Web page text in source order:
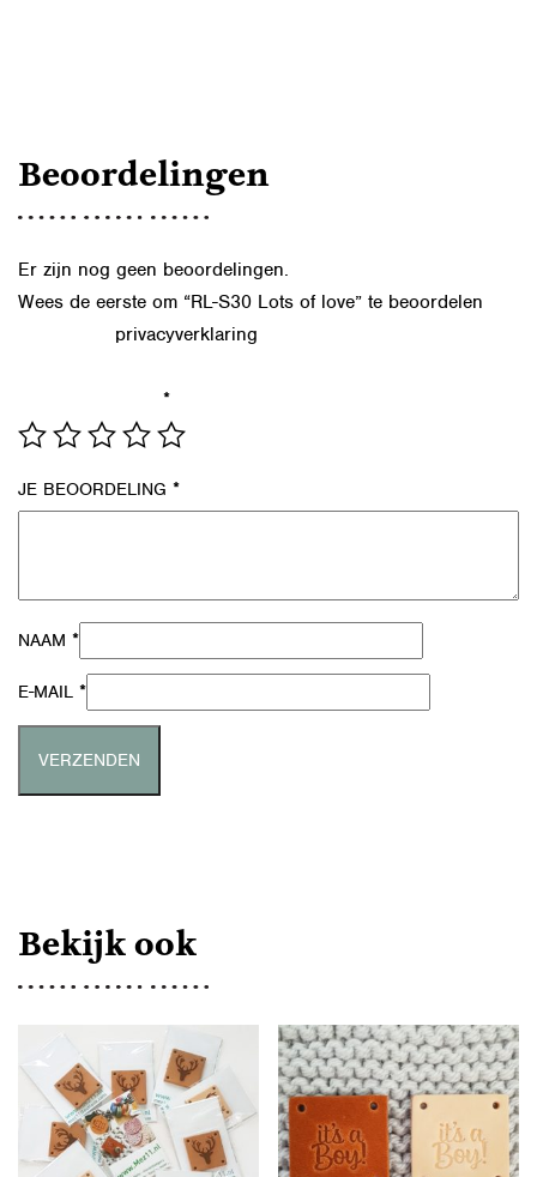
Beoordelingen
Er zijn nog geen beoordelingen.
Wees de eerste om “RL-S30 Lots of love” te beoordelen
privacyverklaring
*
JE BEOORDELING *
NAAM *
E-MAIL *
Bekijk ook